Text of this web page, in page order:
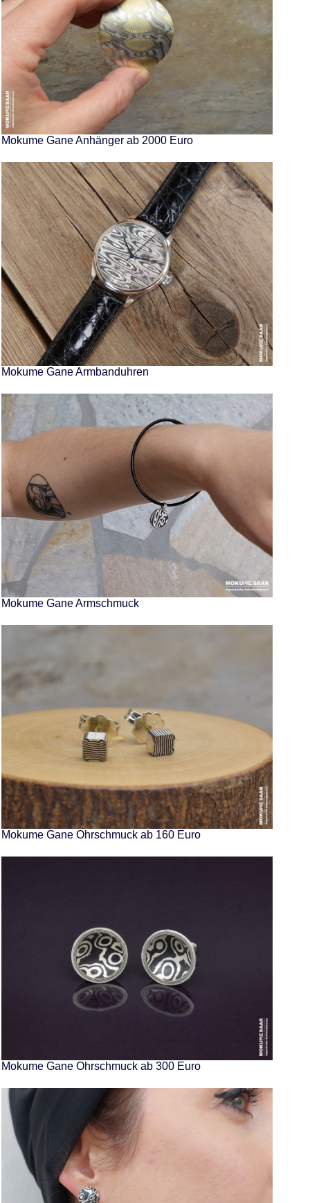
Mokume Gane Anhänger ab 2000 Euro
Mokume Gane Armbanduhren
Mokume Gane Armschmuck
Mokume Gane Ohrschmuck ab 160 Euro
Mokume Gane Ohrschmuck ab 300 Euro